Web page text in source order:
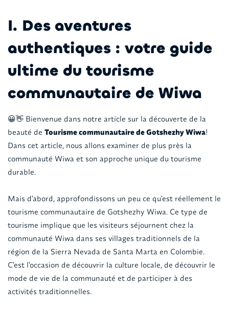
I. Des aventures
authentiques : votre guide
ultime du tourisme
communautaire de Wiwa
😀👋 Bienvenue dans notre article sur la découverte de la
beauté de Tourisme communautaire de Gotshezhy Wiwa!
Dans cet article, nous allons examiner de plus près la
communauté Wiwa et son approche unique du tourisme
durable.
Mais d'abord, approfondissons un peu ce qu'est réellement le
tourisme communautaire de Gotshezhy Wiwa. Ce type de
tourisme implique que les visiteurs séjournent chez la
communauté Wiwa dans ses villages traditionnels de la
région de la Sierra Nevada de Santa Marta en Colombie.
C'est l'occasion de découvrir la culture locale, de découvrir le
mode de vie de la communauté et de participer à des
activités traditionnelles.